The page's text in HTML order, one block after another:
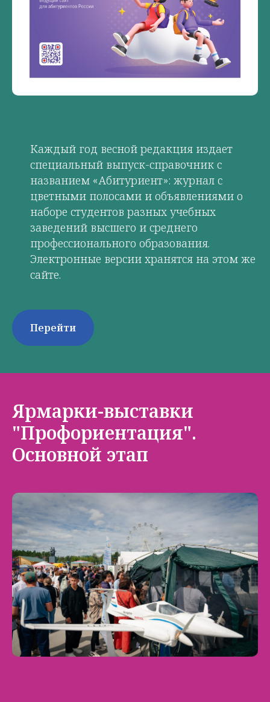
Каждый год весной редакция издает
специальный выпуск-справочник с
названием «Абитуриент»: журнал с
цветными полосами и объявлениями о
наборе студентов разных учебных
заведений высшего и среднего
профессионального образования.
Электронные версии хранятся на этом же
сайте.
Перейти
Ярмарки-выставки
"Профориентация".
Основной этап